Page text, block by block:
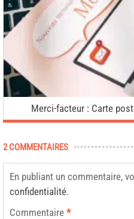
Merci-facteur : Carte
2 COMMENTAIRES
En publiant un commentaire,
confidentialité.
Commentaire *